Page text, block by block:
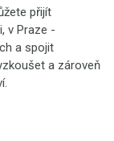
přijít
v Praze -
a spojit
a zároveň